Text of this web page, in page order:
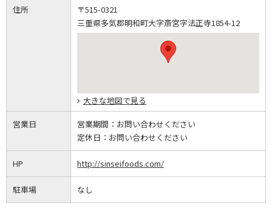
住所
〒515-0321
三重県多気郡明和町大字斎宮字法正寺1854-12
大きな地図で見る
営業日 営業期間： お問い合わせください
定休日： お問い合わせください
HP http://sinseifoods.com/
駐車場 なし